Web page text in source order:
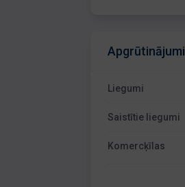
Apgrūtinājumi
Liegumi
Saistītie liegumi
Komercķīlas